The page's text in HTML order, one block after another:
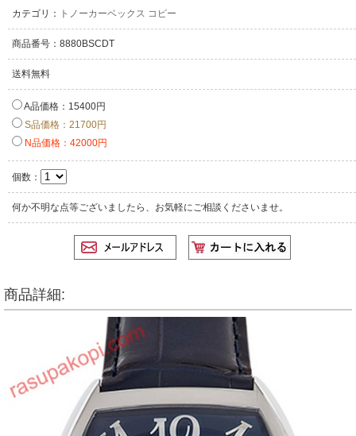
カテゴリ： トノーカーベックス コピー
商品番号：8880BSCDT
送料無料
A品価格：15400円
S品価格：21700円
N品価格：42000円
個数：
何か不明な点等ございましたら、お気軽にご相談くださいませ。
商品詳細: